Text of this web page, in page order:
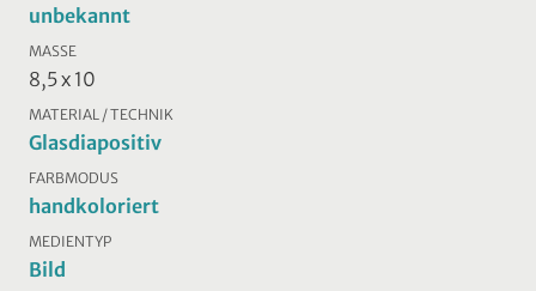
unbekannt
MASSE
8,5 x 10
MATERIAL / TECHNIK
Glasdiapositiv
FARBMODUS
handkoloriert
MEDIENTYP
Bild